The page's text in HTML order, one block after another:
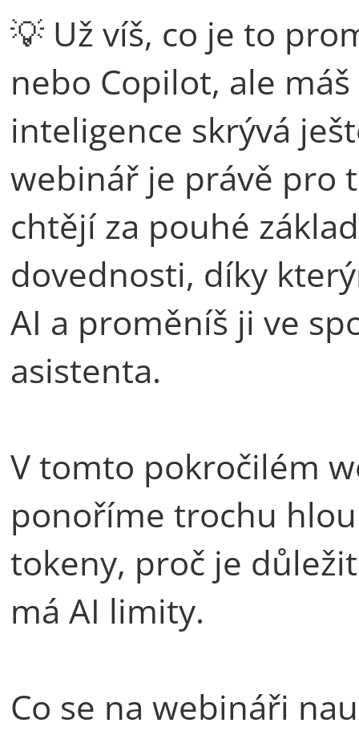
💡 Už víš, co je to
nebo Copilot, ale
inteligence skrývá
webinář je právě pro
chtějí za pouhé
dovednosti, díky
AI a proměníš ji ve
asistenta.
V tomto pokročilém
ponoříme trochu
tokeny, proč je
má AI limity.
Co se na webináři